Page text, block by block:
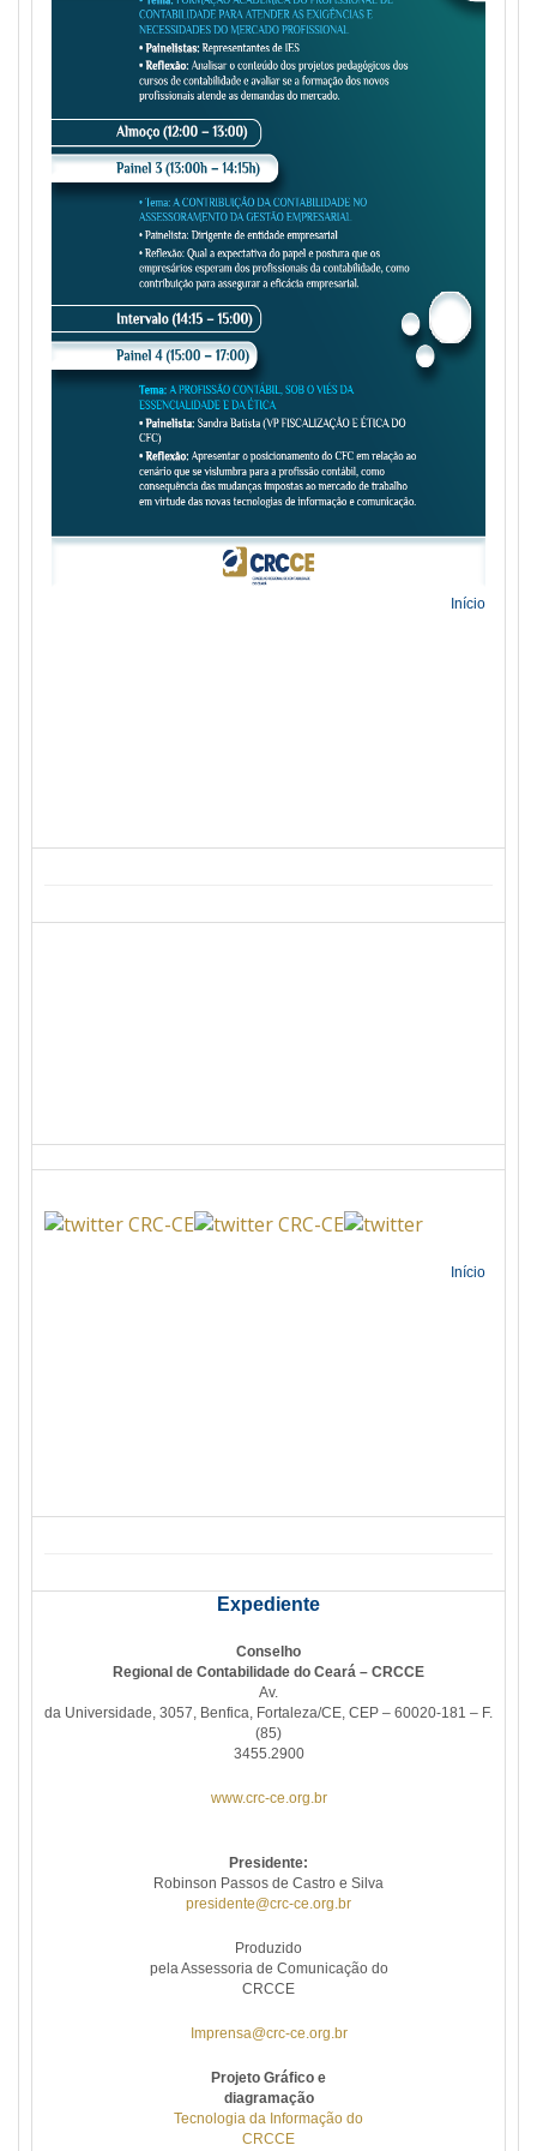
Início
Início
Expediente
Conselho
Regional de Contabilidade do Ceará – CRCCE
Av.
da Universidade, 3057, Benfica, Fortaleza/CE, CEP – 60020-181 – F.
(85)
3455.2900
www.crc-ce.org.br
Presidente:
Robinson Passos de Castro e Silva
presidente@crc-ce.org.br
Produzido
pela Assessoria de Comunicação do
CRCCE
Imprensa@crc-ce.org.br
Projeto Gráfico e
diagramação
Tecnologia da Informação do
CRCCE